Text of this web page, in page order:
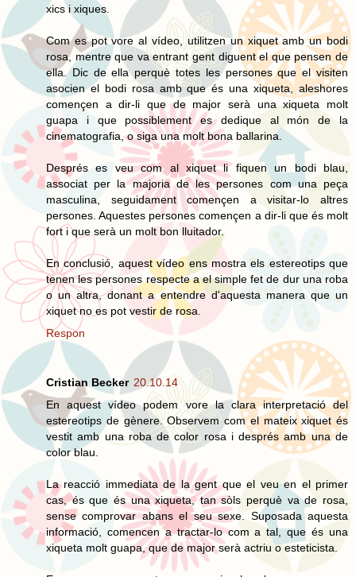
xics i xiques.
Com es pot vore al vídeo, utilitzen un xiquet amb un bodi
rosa, mentre que va entrant gent diguent el que pensen de
ella. Dic de ella perquè totes les persones que el visiten
asocien el bodi rosa amb que és una xiqueta, aleshores
començen a dir-li que de major serà una xiqueta molt
guapa i que possiblement es dedique al món de la
cinematografia, o siga una molt bona ballarina.
Després es veu com al xiquet li fiquen un bodi blau,
associat per la majoria de les persones com una peça
masculina, seguidament començen a visitar-lo altres
persones. Aquestes persones començen a dir-li que és molt
fort i que serà un molt bon lluitador.
En conclusió, aquest vídeo ens mostra els estereotips que
tenen les persones respecte a el simple fet de dur una roba
o un altra, donant a entendre d'aquesta manera que un
xiquet no es pot vestir de rosa.
Respon
Cristian Becker 20.10.14
En aquest vídeo podem vore la clara interpretació del
estereotips de gènere. Observem com el mateix xiquet és
vestit amb una roba de color rosa i després amb una de
color blau.
La reacció immediata de la gent que el veu en el primer
cas, és que és una xiqueta, tan sòls perquè va de rosa,
sense comprovar abans el seu sexe. Suposada aquesta
informació, comencen a tractar-lo com a tal, que és una
xiqueta molt guapa, que de major serà actriu o esteticista.